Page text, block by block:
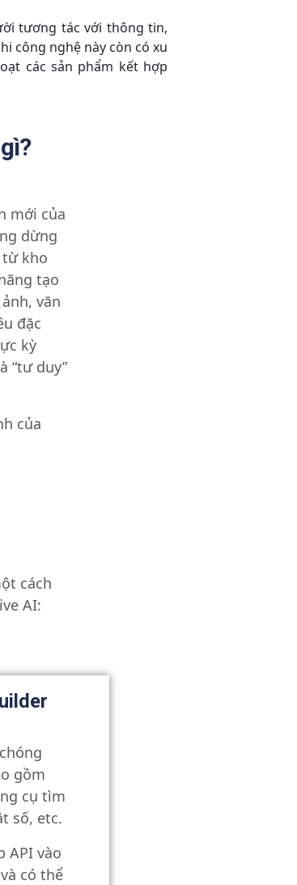
tương tác với thông tin,
công nghệ này còn có xu
các sản phẩm kết hợp
mới của
dừng
kho
tạo
văn
đặc
kỳ
“tư duy”
của
cách
AI:
gồm
cụ tìm
số, etc.
API vào
có thể